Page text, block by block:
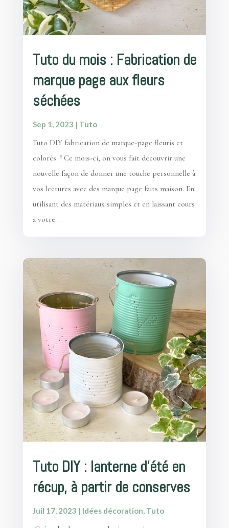
Tuto du mois : Fabrication de
marque page aux fleurs
séchées
Sep 1, 2023 | Tuto
Tuto DIY fabrication de marque-page fleuris et
colorés ! Ce mois-ci, on vous fait découvrir une
nouvelle façon de donner une touche personnelle à
vos lectures avec des marque page faits maison. En
utilisant des matériaux simples et en laissant cours
à votre...
Tuto DIY : lanterne d’été en
récup, à partir de conserves
Juil 17, 2023 | Idées décoration, Tuto